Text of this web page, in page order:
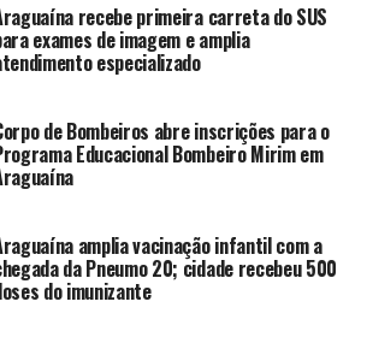
recebe primeira carreta do SUS
exames de imagem e amplia
especializado
de Bombeiros abre inscrições para o
Educacional Bombeiro Mirim em
amplia vacinação infantil com a
da Pneumo 20; cidade recebeu 500
do imunizante